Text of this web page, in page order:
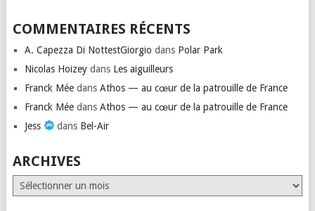
COMMENTAIRES RÉCENTS
A. Capezza Di NottestGiorgio dans Polar Park
Nicolas Hoizeydans Les aiguilleurs
Franck Méedans Athos — au cœur de la patrouille de France
Franck Méedans Athos — au cœur de la patrouille de France
Jess
dans Bel-Air
ARCHIVES
Archives